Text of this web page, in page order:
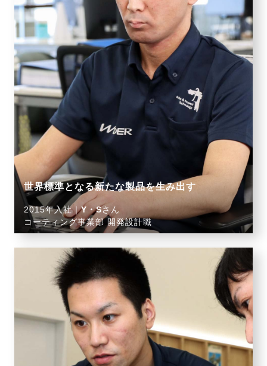
世界標準となる新たな製品を生み出す
2015年入社｜Y・Sさん
コーティング事業部 開発設計職